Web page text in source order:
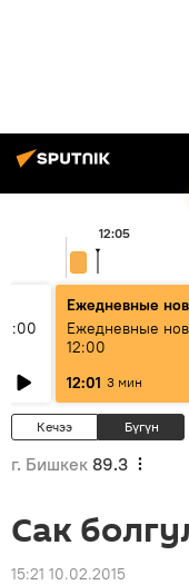
12:05
Ежедневные
Ежедневные
12:00
12:01 3 мин
Кечээ Бүгүн
г. Бишкек 89.3
Сак
15:21 10.02.2015